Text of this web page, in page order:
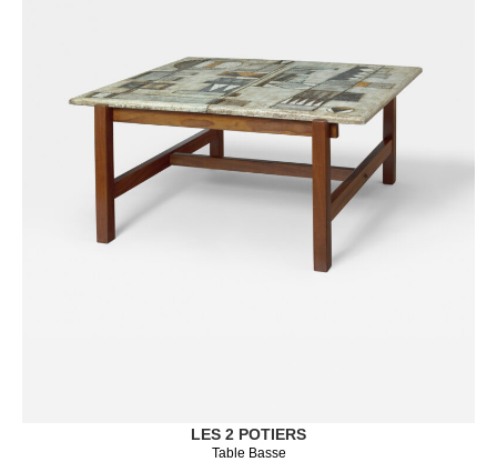
LES 2 POTIERS
Table Basse